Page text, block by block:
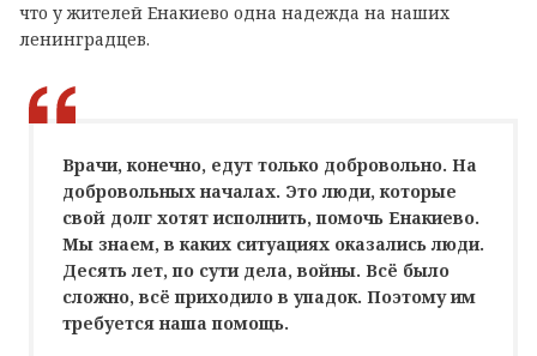
что у жителей Енакиево одна надежда на наших
ленинградцев.
Врачи, конечно, едут только добровольно. На
добровольных началах. Это люди, которые
свой долг хотят исполнить, помочь Енакиево.
Мы знаем, в каких ситуациях оказались люди.
Десять лет, по сути дела, войны. Всё было
сложно, всё приходило в упадок. Поэтому им
требуется наша помощь.